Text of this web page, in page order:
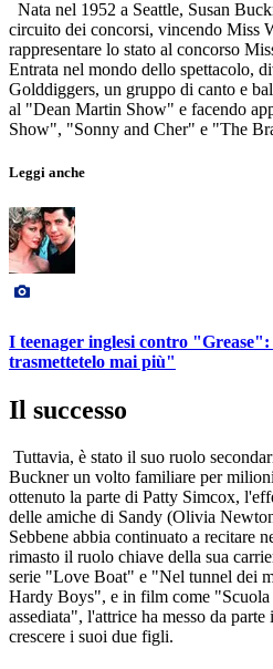
Nata nel 1952 a Seattle, Susan
circuito dei concorsi, vincendo Miss
rappresentare lo stato al concorso
Entrata nel mondo dello spettacolo,
Golddiggers, un gruppo di canto e
al "Dean Martin Show" e facendo
Show", "Sonny and Cher" e "The
Leggi anche
I teenager inglesi contro "Grease":
trasmettetelo mai più"
Il successo
Tuttavia, è stato il suo ruolo
Buckner un volto familiare per
ottenuto la parte di Patty Simcox,
delle amiche di Sandy (Olivia
Sebbene abbia continuato a recitare
rimasto il ruolo chiave della sua
serie "Love Boat" e "Nel tunnel dei
Hardy Boys", e in film come
assediata", l'attrice ha messo da
crescere i suoi due figli.